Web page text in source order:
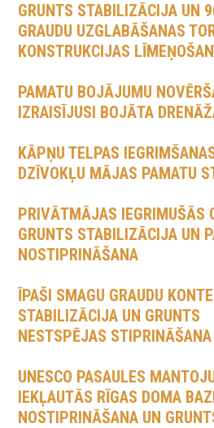
GRUNTS STABILIZĀCIJA UN
GRAUDU UZGLABĀŠANAS
KONSTRUKCIJAS
PAMATU BOJĀJUMU
IZRAISĪJUSI BOJĀTA
KĀPŅU TELPAS
DZĪVOKĻU MĀJAS PAMATU
PRIVĀTMĀJAS IEGRIMUŠĀS
GRUNTS STABILIZĀCIJA UN
NOSTIPRINĀŠANA
ĪPAŠI SMAGU GRAUDU
STABILIZĀCIJA UN GRUNTS
NESTSPĒJAS STIPRINĀŠANA
UNESCO PASAULES
IEKĻAUTĀS RĪGAS DOMA
NOSTIPRINĀŠANA UN